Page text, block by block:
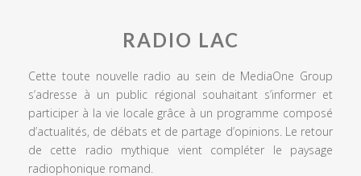
RADIO LAC
Cette toute nouvelle radio au sein de MediaOne Group
s’adresse à un public régional souhaitant s’informer et
participer à la vie locale grâce à un programme composé
d’actualités, de débats et de partage d’opinions. Le retour
de cette radio mythique vient compléter le paysage
radiophonique romand.